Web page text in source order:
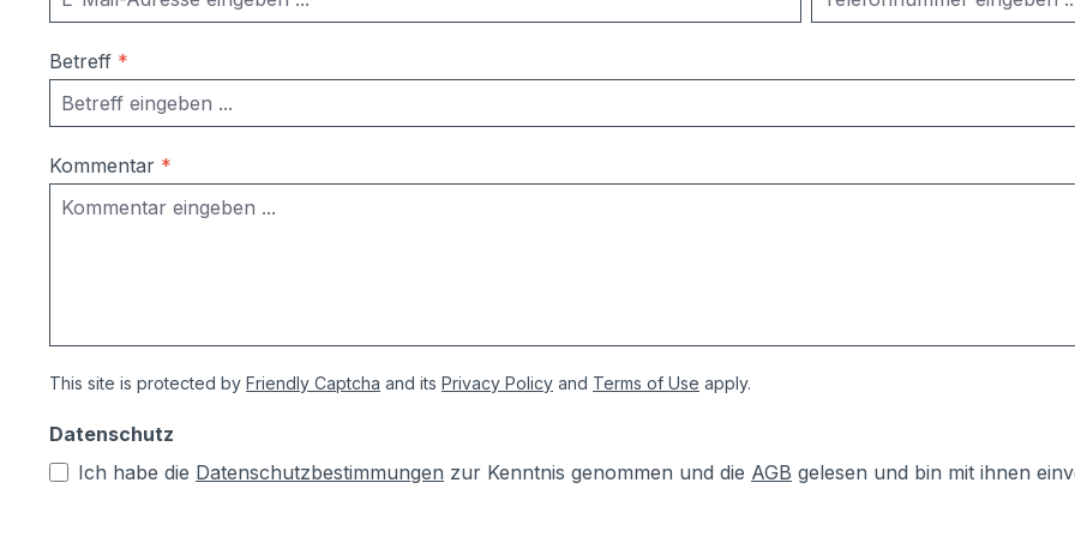
Betreff *
Kommentar *
This site is protected by Friendly Captcha and its Privacy Policy and Terms of Use apply.
Datenschutz
Ich habe die Datenschutzbestimmungen zur Kenntnis genommen und die AGB gelesen und bin mit ihnen